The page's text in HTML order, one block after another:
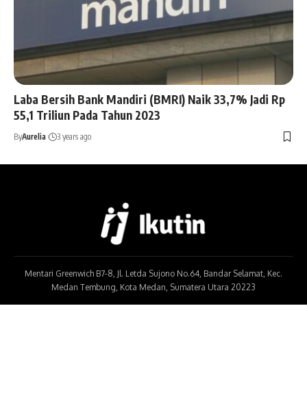
Laba Bersih Bank Mandiri (BMRI) Naik 33,7% Jadi Rp
55,1 Triliun Pada Tahun 2023
ByAurelia 3 years ago
Mentari Greenwich B7-8, Jl. Letda Sujono No.64, Bandar Selamat, Kec.
Medan Tembung, Kota Medan, Sumatera Utara 20223